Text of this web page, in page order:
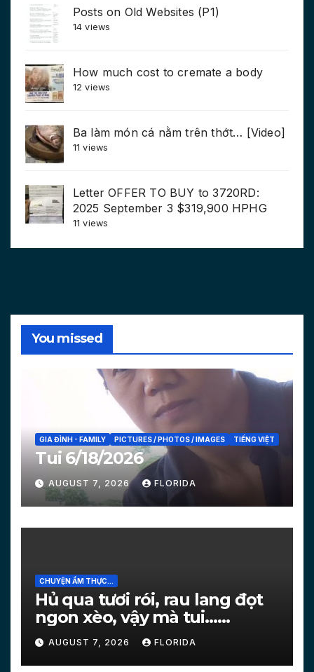
Posts on Old Websites (P1)
14 views
How much cost to cremate a body
12 views
Ba làm món cá nằm trên thớt… [Video]
11 views
Letter OFFER TO BUY to 3720RD:
2025 September 3 $319,900 HPHG
11 views
You missed
GIA ĐÌNH - FAMILY PICTURES / PHOTOS / IMAGES TIẾNG VIỆT
Tui 6/18/2026
AUGUST 7, 2026 FLORIDA
CHUYỆN ẨM THỰC...
Hủ qua tươi rói, rau lang đọt
ngon xèo, vậy mà tui…
[PICTURES]
AUGUST 7, 2026 FLORIDA